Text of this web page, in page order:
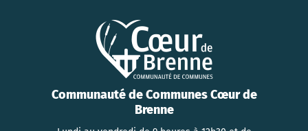
Communauté de Communes Cœur de
Brenne